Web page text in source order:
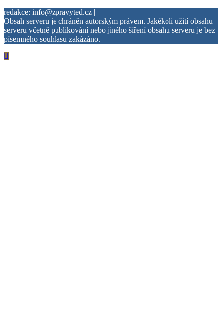
redakce: info@zpravyted.cz |
Obsah serveru je chráněn autorským právem. Jakékoli užití obsahu
serveru včetně publikování nebo jiného šíření obsahu serveru je bez
písemného souhlasu zakázáno.